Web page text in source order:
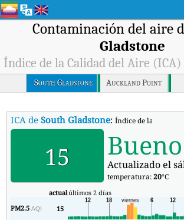
Contaminación del aire
Gladstone
Índice de la Calidad del Aire
South Gladstone Auckland Point
ICA deSouth Gladstone:Índice de la Calidad
15 Bueno
Actualizado el
temperatura:20°C
actualúltimos 2 días
PM2.5AQI 15